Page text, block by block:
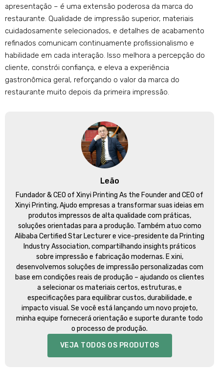
apresentação – é uma extensão poderosa da marca do
restaurante. Qualidade de impressão superior, materiais
cuidadosamente selecionados, e detalhes de acabamento
refinados comunicam continuamente profissionalismo e
habilidade em cada interação. Isso melhora a percepção do
cliente, constrói confiança, e eleva a experiência
gastronômica geral, reforçando o valor da marca do
restaurante muito depois da primeira impressão.
Leão
Fundador &CEO of Xinyi Printing As the Founder and CEO of
Xinyi Printing, Ajudo empresas a transformar suas ideias em
produtos impressos de alta qualidade com práticas,
soluções orientadas para a produção. Também atuo como
Alibaba Certified Star Lecturer e vice-presidente da Printing
Industry Association, compartilhando insights práticos
sobre impressão e fabricação modernas. E xini,
desenvolvemos soluções de impressão personalizadas com
base em condições reais de produção – ajudando os clientes
a selecionar os materiais certos, estruturas, e
especificações para equilibrar custos, durabilidade, e
impacto visual. Se você está lançando um novo projeto,
minha equipe fornecerá orientação e suporte durante todo
o processo de produção.
VEJA TODOS OS PRODUTOS